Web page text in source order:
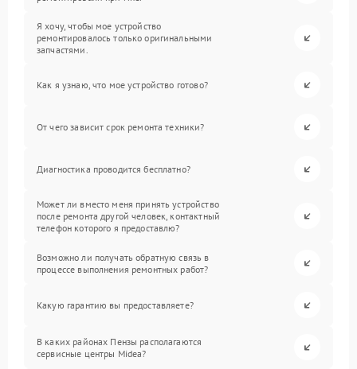
Я хочу, чтобы мое устройство
ремонтировалось только оригинальными
запчастями.
Как я узнаю, что мое устройство готово?
От чего зависит срок ремонта техники?
Диагностика проводится бесплатно?
Может ли вместо меня принять устройство
после ремонта другой человек, контактный
телефон которого я предоставлю?
Возможно ли получать обратную связь в
процессе выполнения ремонтных работ?
Какую гарантию вы предоставляете?
В каких районах Пензы располагаются
сервисные центры Midea?